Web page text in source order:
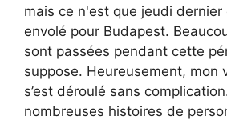
mais ce n'est que jeudi dernier
envolé pour Budapest.
sont passées pendant cette
suppose. Heureusement, mon
s’est déroulé sans
nombreuses histoires de